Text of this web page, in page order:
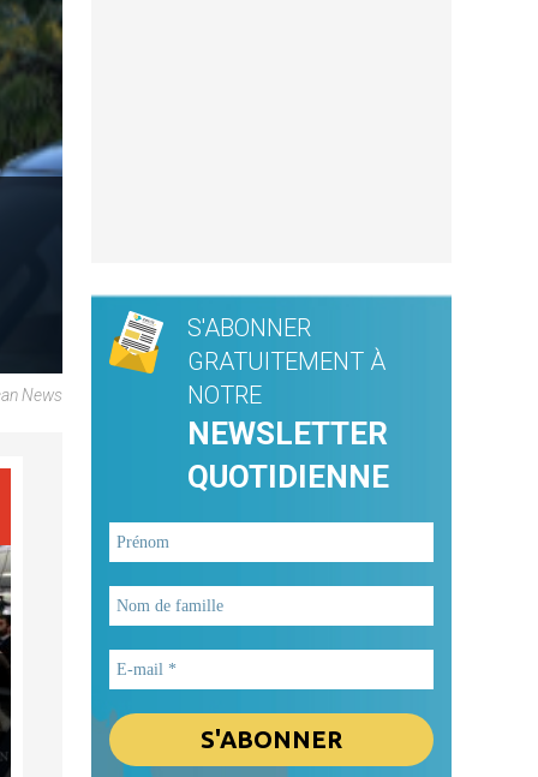
News
S'ABONNER
GRATUITEMENT À
NOTRE
NEWSLETTER
QUOTIDIENNE